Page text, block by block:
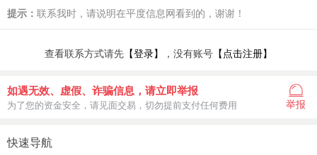
提示： 联系我时，请说明在平度信息网看到的，谢谢！
查看联系方式请先 【登录】 ，没有账号 【点击注册】
如遇无效、虚假、诈骗信息，请立即举报
为了您的资金安全，请见面交易，切勿提前支付任何费用 举报
快速导航